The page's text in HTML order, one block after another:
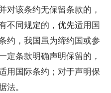
对该条约无保留条款的，
不同规定的，优先适用国
约，我国虽为缔约国或参
定条款明确声明保留的，
用国际条约；对于声明保
。